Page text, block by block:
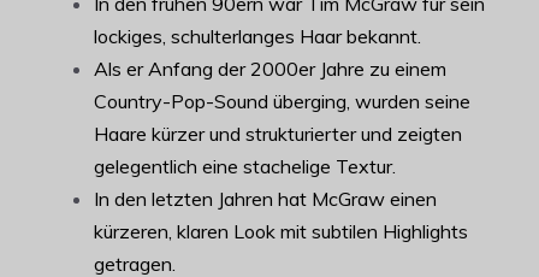
lockiges, schulterlanges Haar bekannt.
Als er Anfang der 2000er Jahre zu einem
Country-Pop-Sound überging, wurden seine
Haare kürzer und strukturierter und zeigten
gelegentlich eine stachelige Textur.
In den letzten Jahren hat McGraw einen
kürzeren, klaren Look mit subtilen Highlights
getragen.